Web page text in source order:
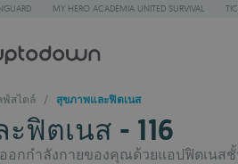
MY HERO ACADEMIA UNITED SURVIVAL
ฟ์สไตล์ / สุขภาพและฟิตเนส
ฟิตเนส - 116
อกกำลังกายของคุณด้วยแอปฟิตเนส